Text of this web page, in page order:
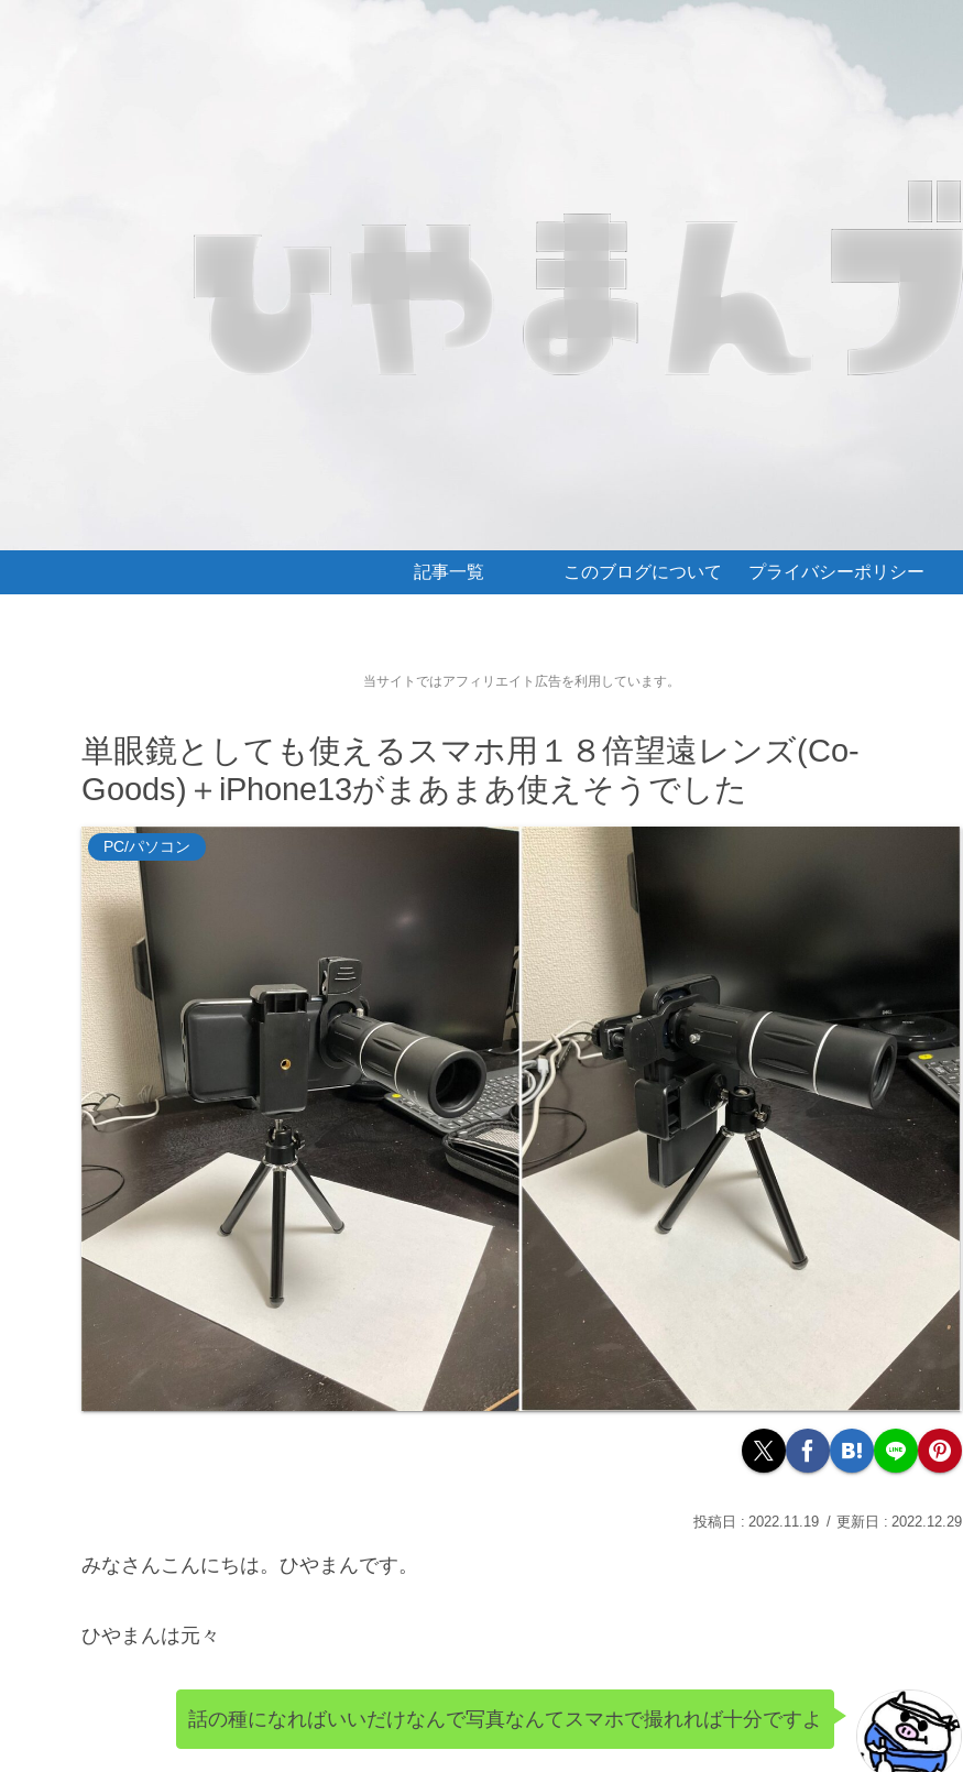
記事一覧 このブログについて プライバシーポリシー
当サイトではアフィリエイト広告を利用しています。
単眼鏡としても使えるスマホ用１８倍望遠レンズ(Co-
Goods)＋iPhone13がまあまあ使えそうでした
PC/パソコン
2022.11.19 2022.12.29
みなさんこんにちは。ひやまんです。
ひやまんは元々
話の種になればいいだけなんで写真なんてスマホで撮れれば十分ですよ